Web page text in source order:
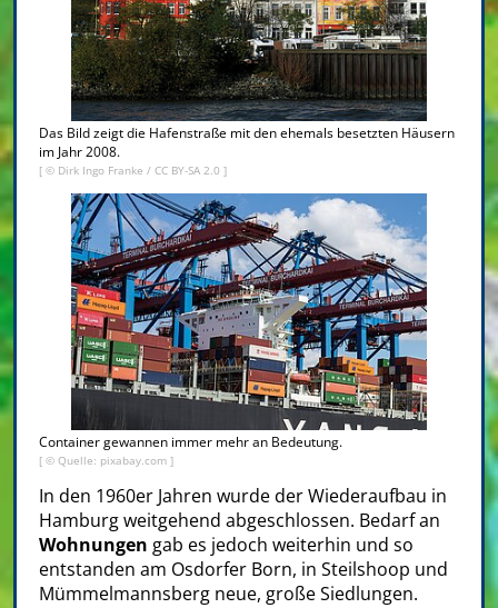
Das Bild zeigt die Hafenstraße mit den ehemals besetzten Häusern
im Jahr 2008.
[ © Dirk Ingo Franke / CC BY-SA 2.0 ]
Container gewannen immer mehr an Bedeutung.
[ © Quelle: pixabay.com ]
In den 1960er Jahren wurde der Wiederaufbau in
Hamburg weitgehend abgeschlossen. Bedarf an
Wohnungen gab es jedoch weiterhin und so
entstanden am Osdorfer Born, in Steilshoop und
Mümmelmannsberg neue, große Siedlungen.